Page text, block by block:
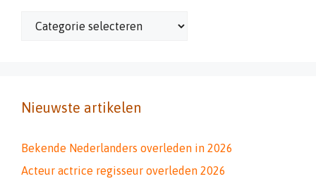
Categorieën
Nieuwste artikelen
Bekende Nederlanders overleden in 2026
Acteur actrice regisseur overleden 2026